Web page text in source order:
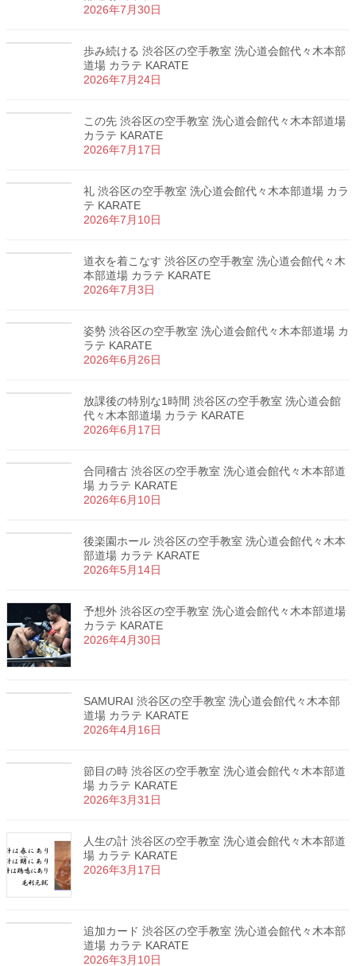
2026年7月30日
歩み続ける 渋谷区の空手教室 洗心道会館代々木本部
道場 カラテ KARATE
2026年7月24日
この先 渋谷区の空手教室 洗心道会館代々木本部道場
カラテ KARATE
2026年7月17日
礼 渋谷区の空手教室 洗心道会館代々木本部道場 カラ
テ KARATE
2026年7月10日
道衣を着こなす 渋谷区の空手教室 洗心道会館代々木
本部道場 カラテ KARATE
2026年7月3日
姿勢 渋谷区の空手教室 洗心道会館代々木本部道場 カ
ラテ KARATE
2026年6月26日
放課後の特別な1時間 渋谷区の空手教室 洗心道会館
代々木本部道場 カラテ KARATE
2026年6月17日
合同稽古 渋谷区の空手教室 洗心道会館代々木本部道
場 カラテ KARATE
2026年6月10日
後楽園ホール 渋谷区の空手教室 洗心道会館代々木本
部道場 カラテ KARATE
2026年5月14日
予想外 渋谷区の空手教室 洗心道会館代々木本部道場
カラテ KARATE
2026年4月30日
SAMURAI 渋谷区の空手教室 洗心道会館代々木本部
道場 カラテ KARATE
2026年4月16日
節目の時 渋谷区の空手教室 洗心道会館代々木本部道
場 カラテ KARATE
2026年3月31日
人生の計 渋谷区の空手教室 洗心道会館代々木本部道
場 カラテ KARATE
2026年3月17日
追加カード 渋谷区の空手教室 洗心道会館代々木本部
道場 カラテ KARATE
2026年3月10日